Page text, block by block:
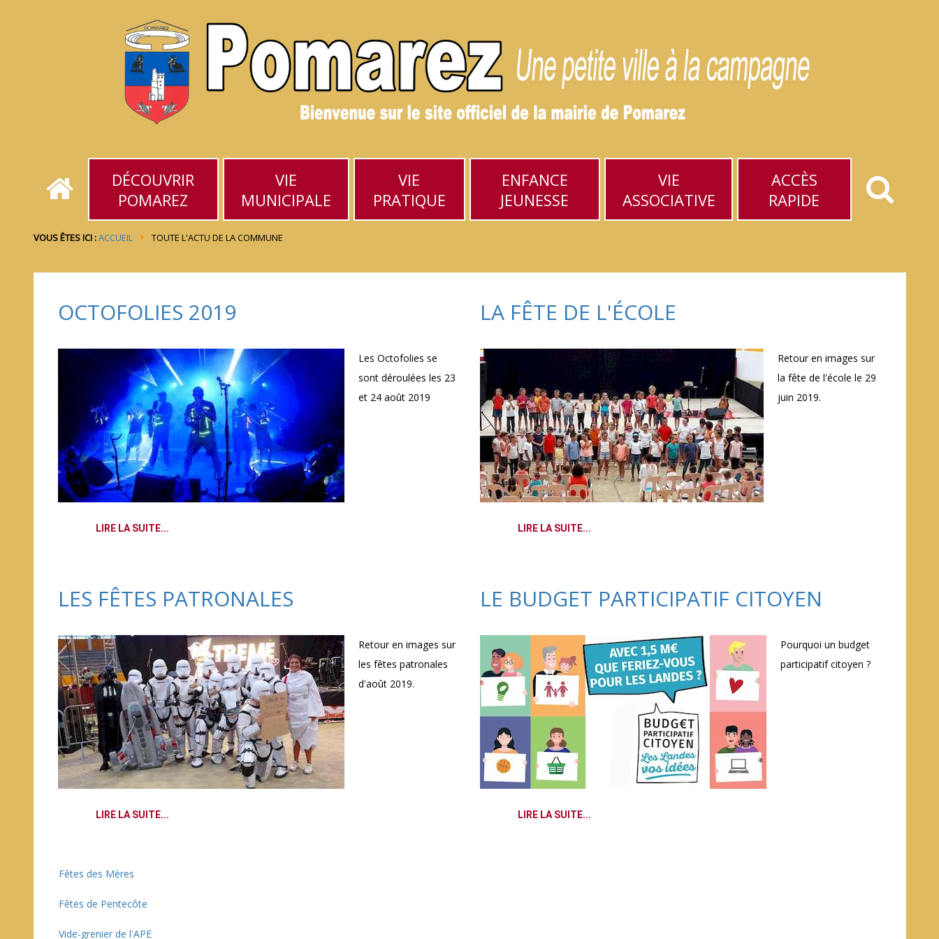
DÉCOUVRIR
POMAREZ
VIE
MUNICIPALE
VIE
PRATIQUE
ENFANCE
JEUNESSE
VIE
ASSOCIATIVE
ACCÈS
RAPIDE
VOUS ÊTES ICI :ACCUEIL TOUTE L'ACTU DE LA COMMUNE
OCTOFOLIES 2019
Les Octofolies se
sont déroulées les 23
et 24 août 2019
LIRE LA SUITE...
LA FÊTE DE L'ÉCOLE
Retour en images sur
la fête de l'école le 29
juin 2019.
LIRE LA SUITE...
LES FÊTES PATRONALES
Retour en images sur
les fêtes patronales
d'août 2019.
LIRE LA SUITE...
LE BUDGET PARTICIPATIF CITOYEN
Pourquoi un budget
participatif citoyen ?
LIRE LA SUITE...
Fêtes des Mères
Fêtes de Pentecôte
Vide-grenier de l'APE